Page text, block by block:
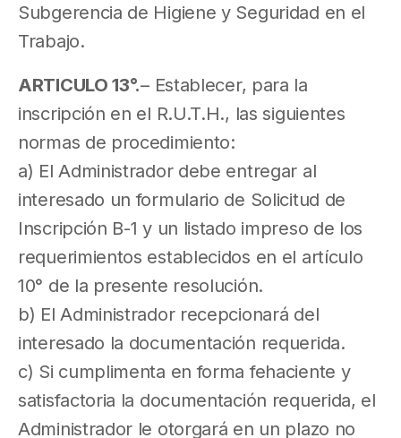
Subgerencia de Higiene y Seguridad en el
Trabajo.
ARTICULO 13°.– Establecer, para la
inscripción en el R.U.T.H., las siguientes
normas de procedimiento:
a) El Administrador debe entregar al
interesado un formulario de Solicitud de
Inscripción B-1 y un listado impreso de los
requerimientos establecidos en el artículo
10° de la presente resolución.
b) El Administrador recepcionará del
interesado la documentación requerida.
c) Si cumplimenta en forma fehaciente y
satisfactoria la documentación requerida, el
Administrador le otorgará en un plazo no